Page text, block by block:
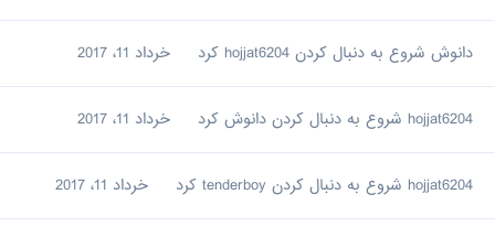
دانوش شروع به دنبال کردن hojjat6204 کرد خرداد 11، 2017
hojjat6204 شروع به دنبال کردن دانوش کرد خرداد 11، 2017
hojjat6204 شروع به دنبال کردن tenderboy کرد خرداد 11، 2017